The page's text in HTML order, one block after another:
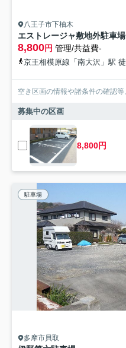
八王子市下柚木
エストレージャ敷地外駐車場
8,800円 管理/共益費-
京王相模原線「南大沢」駅
空き区画の情報や諸条件の確認等
募集中の区画
8,800円
駐車場
多摩市貝取